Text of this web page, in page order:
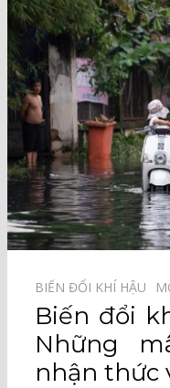
BIẾN ĐỔI KHÍ HẬU⠀
Biến đổi
Những
nhận thức